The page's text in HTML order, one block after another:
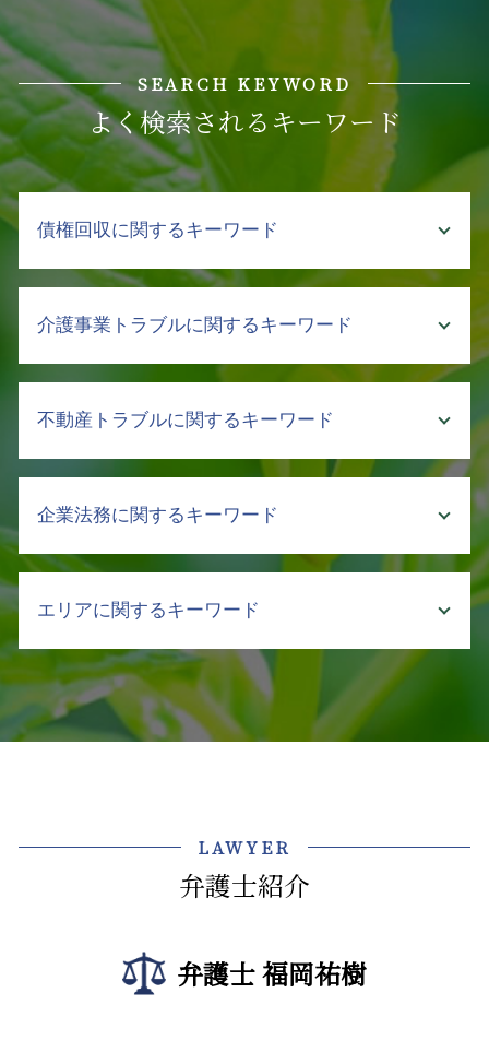
SEARCH KEYWORD
よく検索されるキーワード
債権回収に関するキーワード
債権 管理 回収
売掛金 貸付金
売掛金 回収できない
売掛金 未払い
強制執行 流れ
支払い 催促
売掛金 回収したい
差し押さえ 手続き
財産 差押え
回収 交渉
売掛金 回収 売上
不良債権 回収
介護事業トラブルに関するキーワード
介護事業 課題
介護事故 報告書
介護 契約トラブル 弁護士
介護 現場 実態
介護 入所
介護 訴訟
介護 責任
介護事故 隠蔽
介護 トラブル
介護 行政
不動産トラブルに関するキーワード
明け渡し
賃貸 立ち退き
アパート 立ち退き
不動産トラブル 立ち退き
テナント 立ち退き
契約不適合 期間
賃貸 立ち退き料
マンション 売買 契約書
親 土地 相続
借地 立ち退き
企業法務に関するキーワード
コンプラ 問題
ハラスメント 種類 厚生労働省
東京都 企業法務 弁護士
顧問弁護士 メリット
セクハラ 処分
会社 顧問弁護士
不当解雇 とは
秘密保持 契約書
企業 コンプライアンス 違反
エリアに関するキーワード
法律問題 弁護士 相談 神楽坂
企業法務 弁護士 相談 文京区
法律問題 弁護士 相談 牛込神楽坂
債権回収 弁護士 相談 神楽坂
債権回収 弁護士 相談 新宿区
企業法務 弁護士 相談 新宿区
債権回収 弁護士 相談 江東区
LAWYER
弁護士紹介
弁護士 福岡祐樹